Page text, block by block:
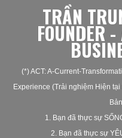
TRẦN
FOUNDER
(*) ACT: A-Current-
Experience (Trải nghiệm Hiện
1. Bạn đã thực sự
2. Bạn đã thực sự